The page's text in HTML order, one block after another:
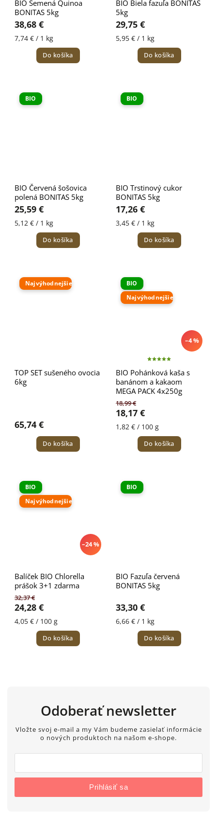
BIO Semená Quinoa
BONITAS 5kg
38,68 €
7,74 € / 1 kg
Do košíka
BIO Biela fazuľa BONITAS
5kg
29,75 €
5,95 € / 1 kg
Do košíka
BIO
BIO Červená šošovica
polená BONITAS 5kg
25,59 €
5,12 € / 1 kg
Do košíka
BIO
BIO Trstinový cukor
BONITAS 5kg
17,26 €
3,45 € / 1 kg
Do košíka
Najvýhodnejšie
TOP SET sušeného ovocia
6kg
65,74 €
Do košíka
BIO
Najvýhodnejšie
–4 %
BIO Pohánková kaša s
banánom a kakaom
MEGA PACK 4x250g
18,99 €
18,17 €
1,82 € / 100 g
Do košíka
BIO
Najvýhodnejšie
–24 %
Balíček BIO Chlorella
prášok 3+1 zdarma
32,37 €
24,28 €
4,05 € / 100 g
Do košíka
BIO
BIO Fazuľa červená
BONITAS 5kg
33,30 €
6,66 € / 1 kg
Do košíka
Odoberať newsletter
Vložte svoj e-mail a my Vám budeme zasielať informácie
o nových produktoch na našom e-shope.
Prihlásiť sa